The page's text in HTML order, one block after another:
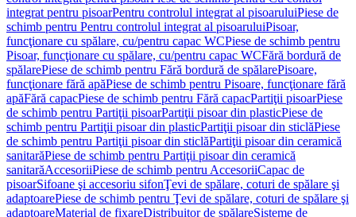
integrat pentru pisoarPentru controlul integrat al pisoaruluiPiese de
schimb pentru Pentru controlul integrat al pisoaruluiPisoar,
funcţionare cu spălare, cu/pentru capac WCPiese de schimb pentru
Pisoar, funcţionare cu spălare, cu/pentru capac WCFără bordură de
spălarePiese de schimb pentru Fără bordură de spălarePisoare,
funcţionare fără apăPiese de schimb pentru Pisoare, funcţionare fără
apăFără capacPiese de schimb pentru Fără capacPartiţii pisoarPiese
de schimb pentru Partiţii pisoarPartiţii pisoar din plasticPiese de
schimb pentru Partiţii pisoar din plasticPartiţii pisoar din sticlăPiese
de schimb pentru Partiţii pisoar din sticlăPartiţii pisoar din ceramică
sanitarăPiese de schimb pentru Partiţii pisoar din ceramică
sanitarăAccesoriiPiese de schimb pentru AccesoriiCapac de
pisoarSifoane şi accesoriu sifonŢevi de spălare, coturi de spălare şi
adaptoarePiese de schimb pentru Ţevi de spălare, coturi de spălare şi
adaptoareMaterial de fixareDistribuitor de spălareSisteme de